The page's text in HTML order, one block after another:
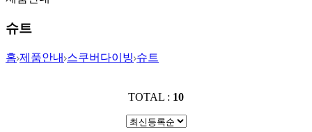
슈트
홈 제품안내 스쿠버다이빙 슈트
TOTAL : 10